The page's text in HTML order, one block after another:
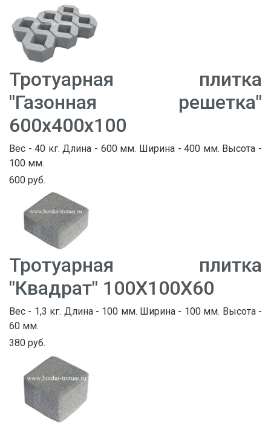
Тротуарная плитка
"Газонная решетка"
600х400х100
Вес - 40 кг. Длина - 600 мм. Ширина - 400 мм. Высота -
100 мм.
600 руб.
Тротуарная плитка
"Квадрат" 100Х100Х60
Вес - 1,3 кг. Длина - 100 мм. Ширина - 100 мм. Высота -
60 мм.
380 руб.